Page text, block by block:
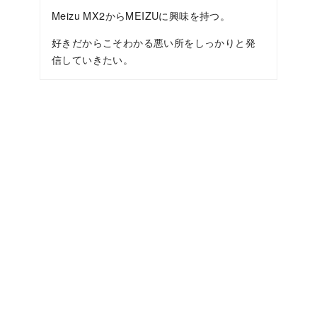
Meizu MX2からMEIZUに興味を持つ。
好きだからこそわかる悪い所をしっかりと発
信していきたい。